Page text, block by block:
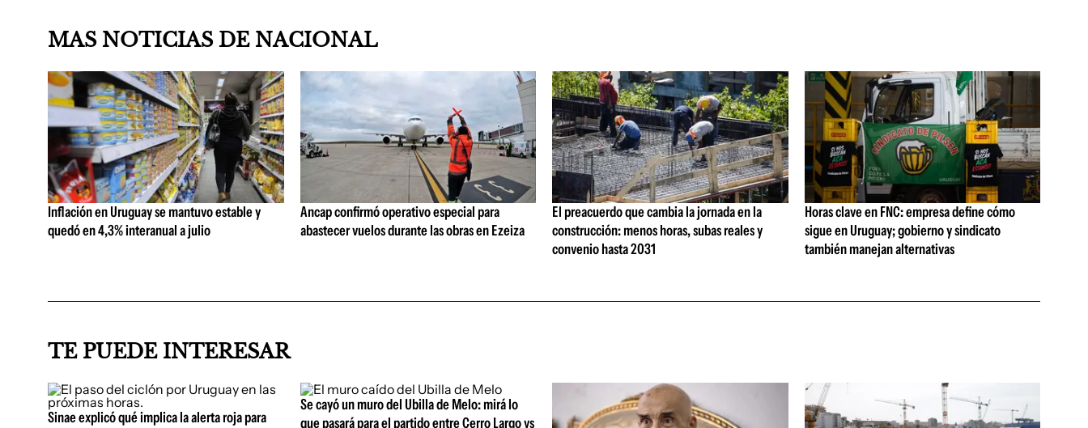
MAS NOTICIAS DE NACIONAL
Inflación en Uruguay se mantuvo estable y
quedó en 4,3% interanual a julio
Ancap confirmó operativo especial para
abastecer vuelos durante las obras en Ezeiza
El preacuerdo que cambia la jornada en la
construcción: menos horas, subas reales y
convenio hasta 2031
Horas clave en FNC: empresa define cómo
sigue en Uruguay; gobierno y sindicato
también manejan alternativas
TE PUEDE INTERESAR
Sinae explicó qué implica la alerta roja para
Se cayó un muro del Ubilla de Melo: mirá lo
que pasará para el partido entre Cerro Largo vs